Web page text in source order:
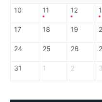
10 11 12
17 18 19
24 25 26
31 1 2 3